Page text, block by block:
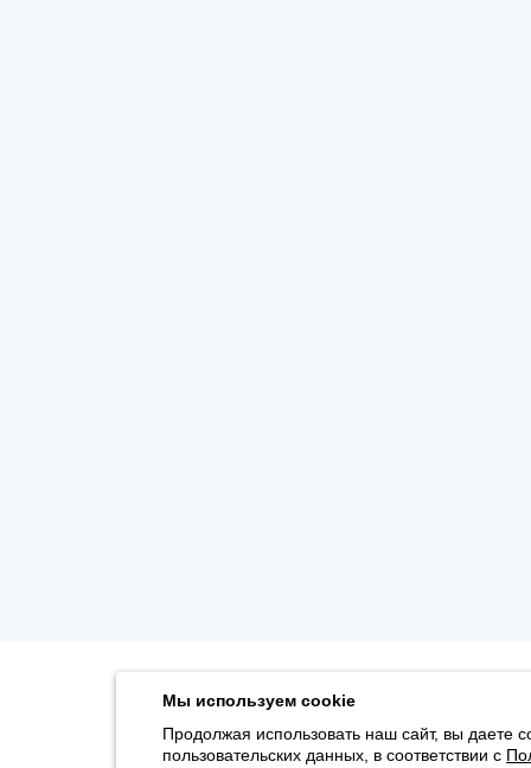
Мы используем cookie
Продолжая использовать наш сайт, вы даете
пользовательских данных, в соответствии с